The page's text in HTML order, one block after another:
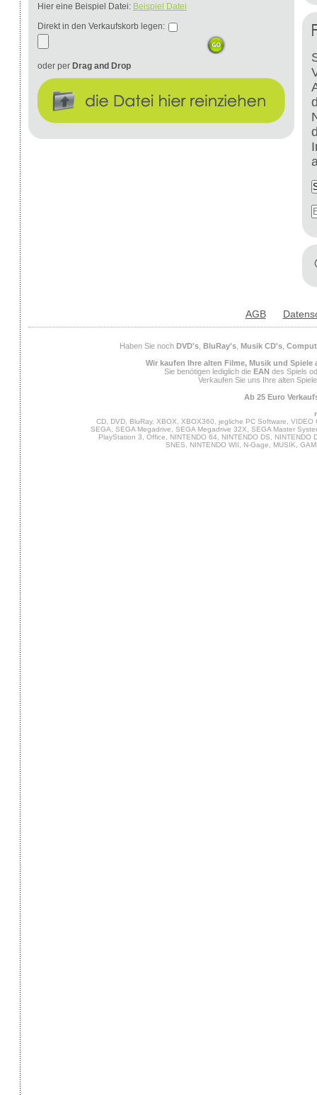
Hier eine Beispiel Datei: Beispiel Datei
Direkt in den Verkaufskorb legen:
oder per Drag and Drop
AGB
Haben Sie noch DVD's, BluRay's, Musik CD's,
Wir kaufen Ihre alten Filme, Musik und Spiele
Sie benötigen lediglich die EAN des Spiels
Verkaufen Sie uns Ihre alten
Ab 25 Euro
CD, DVD, BluRay, XBOX, XBOX360, jegliche PC Software,
SEGA, SEGA Megadrive, SEGA Megadrive 32X, SEGA Master
PlayStation 3, Office, NINTENDO 64, NINTENDO DS,
SNES, NINTENDO WII, N-Gage, MUSIK,